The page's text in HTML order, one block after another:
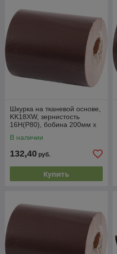
Шкурка на тканевой основе,
KK18XW, зернистость
16Н(Р80), бобина 200мм х
Россия
В наличии
132,40 руб.
Купить